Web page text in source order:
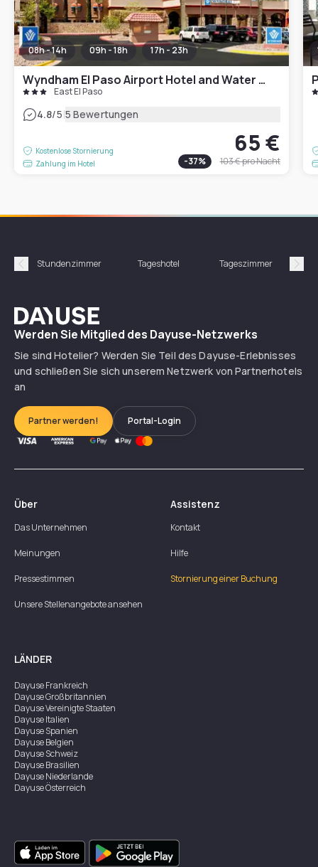
08h - 14h 09h - 18h 17h - 23h
Wyndham El Paso Airport Hotel and Water Park
East El Paso
4.8/5|5 Bewertungen
Kostenlose Stornierung
Zahlung im Hotel
65 €
-37% 103 €pro Nacht
Précédent
Stundenzimmer Tageshotel Tageszimmer
Dayuse
Werden Sie Mitglied des Dayuse-Netzwerks
Sie sind Hotelier? Werden Sie Teil des Dayuse-Erlebnisses
und schließen Sie sich unserem Netzwerk von Partnerhotels
an
Partner werden! Portal-Login
Über
Das Unternehmen
Meinungen
Pressestimmen
Unsere Stellenangebote ansehen
Assistenz
Kontakt
Hilfe
Stornierung einer Buchung
LÄNDER
DayuseFrankreich
DayuseGroßbritannien
DayuseVereinigte Staaten
DayuseItalien
DayuseSpanien
DayuseBelgien
DayuseSchweiz
DayuseBrasilien
DayuseNiederlande
DayuseÖsterreich
DayuseSingapur
DayuseZweden